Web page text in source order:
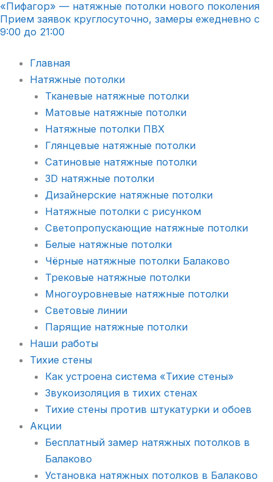
Перейти
к
содержимому
«Пифагор» — натяжные потолки нового поколения
Прием заявок круглосуточно, замеры ежедневно с
9:00 до 21:00
Главная
Натяжные потолки
Тканевые натяжные потолки
Матовые натяжные потолки
Натяжные потолки ПВХ
Глянцевые натяжные потолки
Сатиновые натяжные потолки
3D натяжные потолки
Дизайнерские натяжные потолки
Натяжные потолки с рисунком
Светопропускающие натяжные потолки
Белые натяжные потолки
Чёрные натяжные потолки Балаково
Трековые натяжные потолки
Многоуровневые натяжные потолки
Световые линии
Парящие натяжные потолки
Наши работы
Тихие стены
Как устроена система «Тихие стены»
Звукоизоляция в тихих стенах
Тихие стены против штукатурки и обоев
Акции
Бесплатный замер натяжных потолков в
Балаково
Установка натяжных потолков в Балаково